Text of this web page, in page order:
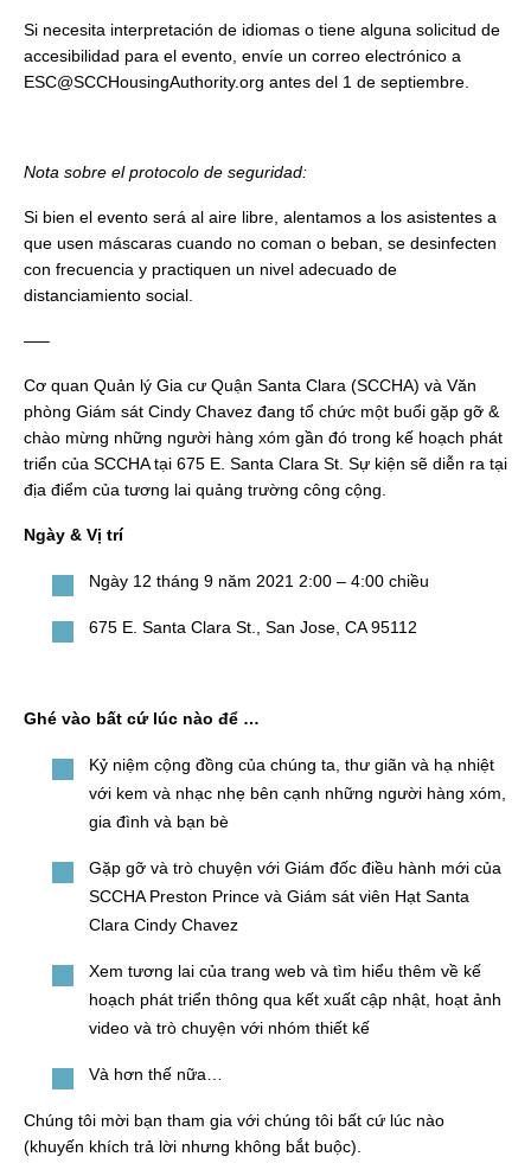
Si necesita interpretación de idiomas o tiene alguna solicitud de
accesibilidad para el evento, envíe un correo electrónico a
ESC@SCCHousingAuthority.org antes del 1 de septiembre.
Nota sobre el protocolo de seguridad:
Si bien el evento será al aire libre, alentamos a los asistentes a
que usen máscaras cuando no coman o beban, se desinfecten
con frecuencia y practiquen un nivel adecuado de
distanciamiento social.
—–
Cơ quan Quản lý Gia cư Quận Santa Clara (SCCHA) và Văn
phòng Giám sát Cindy Chavez đang tổ chức một buổi gặp gỡ &
chào mừng những người hàng xóm gần đó trong kế hoạch phát
triển của SCCHA tại 675 E. Santa Clara St. Sự kiện sẽ diễn ra tại
địa điểm của tương lai quảng trường công cộng.
Ngày & Vị trí
Ngày 12 tháng 9 năm 2021 2:00 – 4:00 chiều
675 E. Santa Clara St., San Jose, CA 95112
Ghé vào bất cứ lúc nào để …
Kỷ niệm cộng đồng của chúng ta, thư giãn và hạ nhiệt
với kem và nhạc nhẹ bên cạnh những người hàng xóm,
gia đình và bạn bè
Gặp gỡ và trò chuyện với Giám đốc điều hành mới của
SCCHA Preston Prince và Giám sát viên Hạt Santa
Clara Cindy Chavez
Xem tương lai của trang web và tìm hiểu thêm về kế
hoạch phát triển thông qua kết xuất cập nhật, hoạt ảnh
video và trò chuyện với nhóm thiết kế
Và hơn thế nữa…
Chúng tôi mời bạn tham gia với chúng tôi bất cứ lúc nào
(khuyến khích trả lời nhưng không bắt buộc).